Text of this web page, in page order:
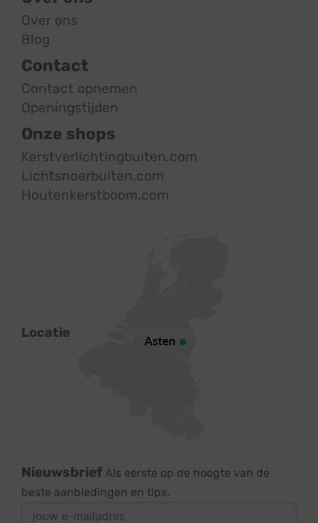
Over ons
Blog
Contact
Contact opnemen
Openingstijden
Onze shops
Kerstverlichtingbuiten.com
Lichtsnoerbuiten.com
Houtenkerstboom.com
Locatie
Nieuwsbrief Als eerste op de hoogte van de
beste aanbiedingen en tips.